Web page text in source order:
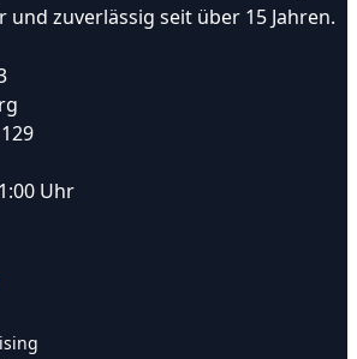
und zuverlässig seit über 15 Jahren.
Uhr